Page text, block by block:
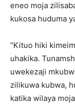
eneo moja
kukosa huduma
“Kituo hiki
uhakika.
uwekezaji
zilikuwa kubwa,
katika wilaya